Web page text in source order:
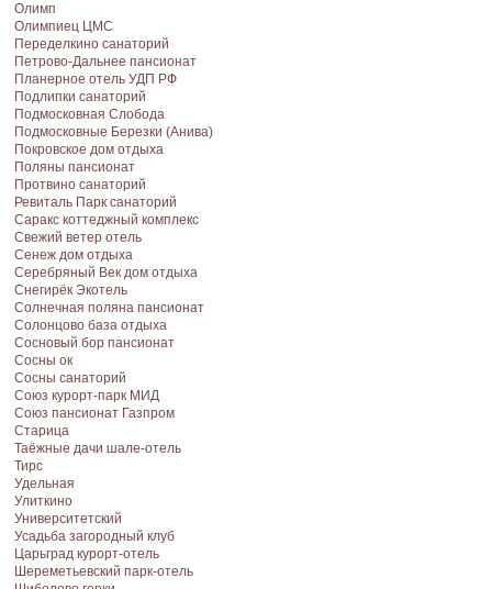
Олимп
Олимпиец ЦМС
Переделкино санаторий
Петрово-Дальнее пансионат
Планерное отель УДП РФ
Подлипки санаторий
Подмосковная Cлобода
Подмосковные Березки (Анива)
Покровское дом отдыха
Поляны пансионат
Протвино санаторий
Ревиталь Парк санаторий
Саракс коттеджный комплекс
Свежий ветер отель
Сенеж дом отдыха
Серебряный Век дом отдыха
Снегирёк Экотель
Солнечная поляна пансионат
Солонцово база отдыха
Сосновый бор пансионат
Сосны ок
Сосны санаторий
Союз курорт-парк МИД
Союз пансионат Газпром
Старица
Таёжные дачи шале-отель
Тирс
Удельная
Улиткино
Университетский
Усадьба загородный клуб
Царьград курорт-отель
Шереметьевский парк-отель